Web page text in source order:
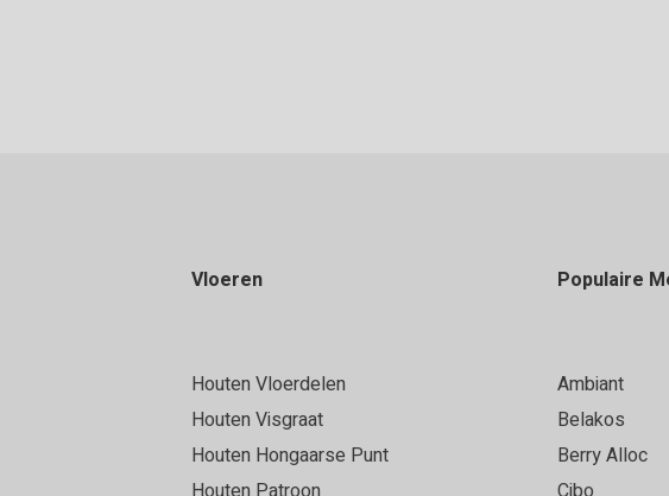
Vloeren
Houten Vloerdelen
Houten Visgraat
Houten Hongaarse Punt
Populaire
Ambiant
Belakos
Berry Alloc